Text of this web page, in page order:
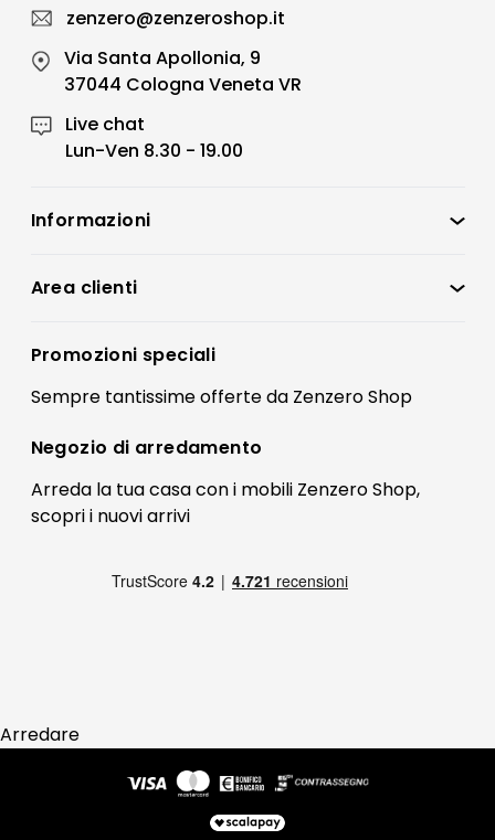
zenzero@zenzeroshop.it
Via Santa Apollonia, 9
37044 Cologna Veneta VR
Live chat
Lun-Ven 8.30 - 19.00
Informazioni
Condizioni di vendita
Preferenze Cookies
Termini e condizioni
Contatti
FAQ
Pagamenti
Area clienti
Registrati
Il mio account
Promozioni speciali
Sempre tantissimeofferteda Zenzero Shop
Negozio di arredamento
Arreda la tua casa con i mobili Zenzero Shop,
scopri i nuovi arrivi
Arredare